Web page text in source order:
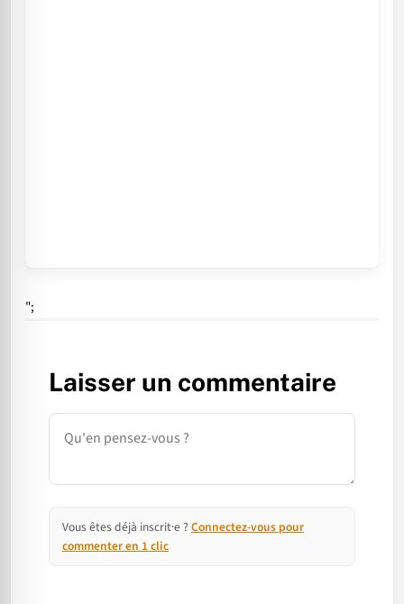
";
Laisser un commentaire
Commentaire
Vous êtes déjà inscrit·e ? Connectez-vous pour
commenter en 1 clic